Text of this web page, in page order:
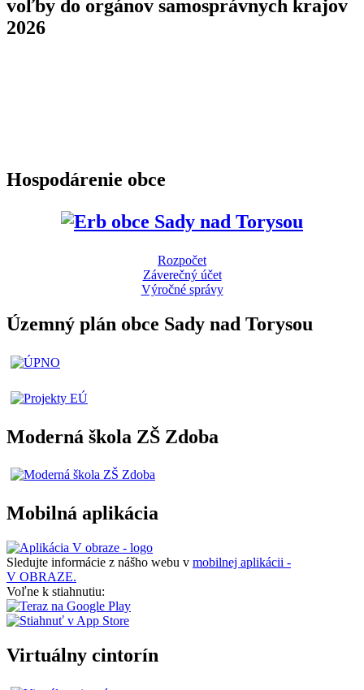
voľby do orgánov samosprávnych krajov
2026
Hospodárenie obce
Rozpočet
Záverečný účet
Výročné správy
Územný plán obce Sady nad Torysou
Moderná škola ZŠ Zdoba
Mobilná aplikácia
Sledujte informácie z nášho webu v mobilnej aplikácii -
V OBRAZE.
Voľne k stiahnutiu:
Virtuálny cintorín